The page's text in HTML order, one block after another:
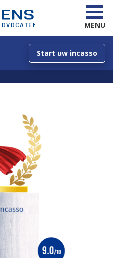
MENU
Start uw incasso